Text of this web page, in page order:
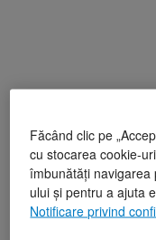
Făcând clic pe
cu stocarea cookie-
îmbunătăți navigarea
ului și pentru a ajuta
Notificare privind